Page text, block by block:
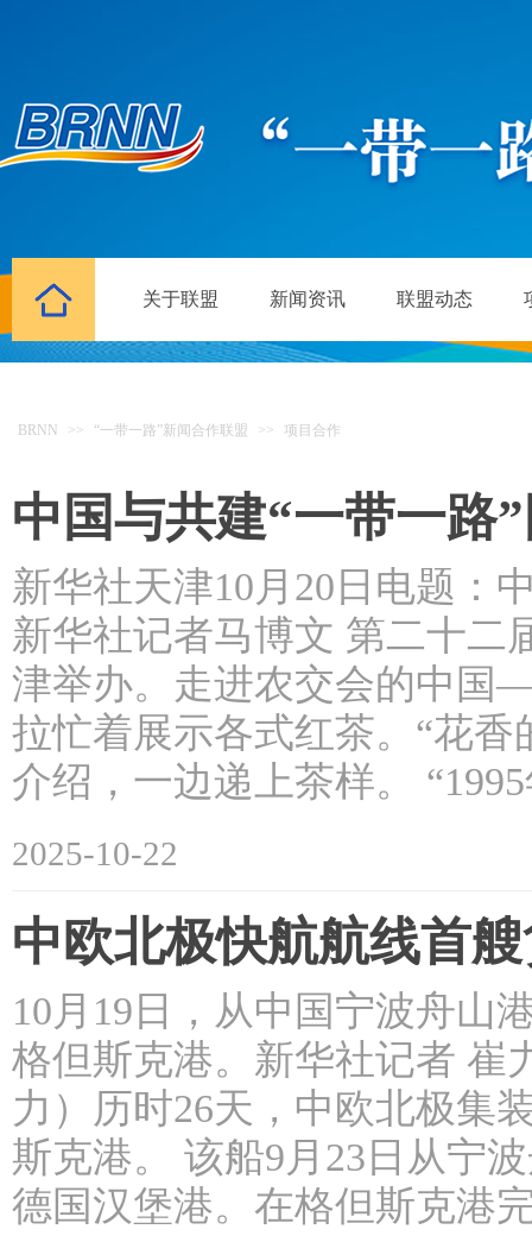
关于联盟 新闻资讯 联盟动态
BRNN >> “一带一路”新闻合作联盟 >> 项目合作
中国与共建“一带一路
新华社天津10月20日电题：
新华社记者马博文 第二十二
津举办。走进农交会的中国
拉忙着展示各式红茶。“花
介绍，一边递上茶样。
2025-10-22
中欧北极快航航线首
10月19日，从中国宁波舟山
格但斯克港。新华社记者 崔
力）历时26天，中欧北极集
斯克港。 该船9月23日从宁
德国汉堡港。在格但斯克港